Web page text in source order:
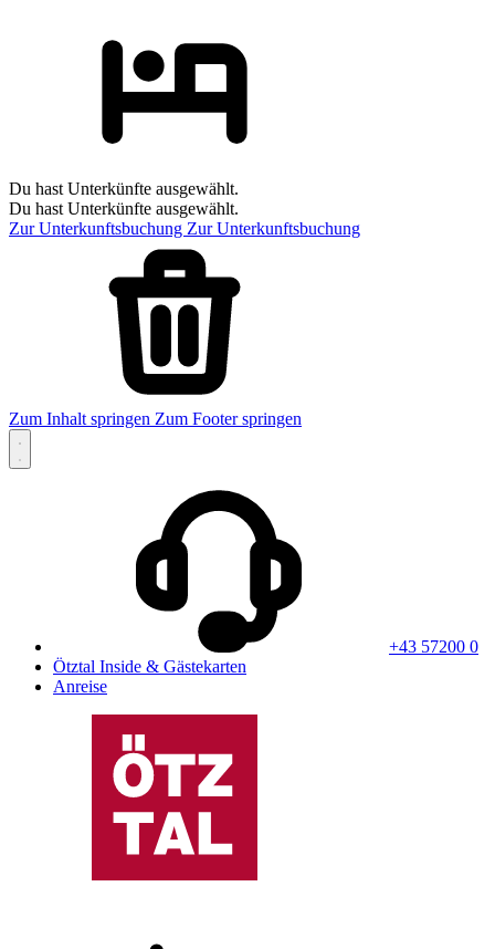
Du hast Unterkünfte ausgewählt.
Du hast Unterkünfte ausgewählt.
Zur Unterkunftsbuchung Zur Unterkunftsbuchung
Zum Inhalt springen Zum Footer springen
+43 57200 0
Ötztal Inside & Gästekarten
Anreise